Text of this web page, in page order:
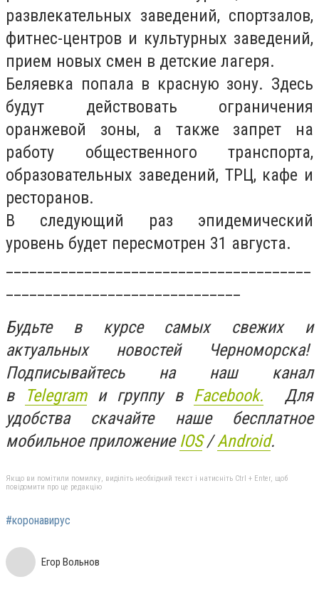
развлекательных заведений, спортзалов,
фитнес-центров и культурных заведений,
прием новых смен в детские лагеря.
Беляевка попала в красную зону. Здесь
будут действовать ограничения
оранжевой зоны, а также запрет на
работу общественного транспорта,
образовательных заведений, ТРЦ, кафе и
ресторанов.
В следующий раз эпидемический
уровень будет пересмотрен 31 августа.
Будьте в курсе самых свежих и
актуальных новостей Черноморска!
Подписывайтесь на наш канал
в
Telegramи группу в Facebook. Для
удобства скачайте наше бесплатное
мобильное приложение IOS/Android.
Якщо ви помітили помилку, виділіть необхідний текст і натисніть Ctrl + Enter, щоб
повідомити про це редакцію
#коронавирус
Егор Вольнов